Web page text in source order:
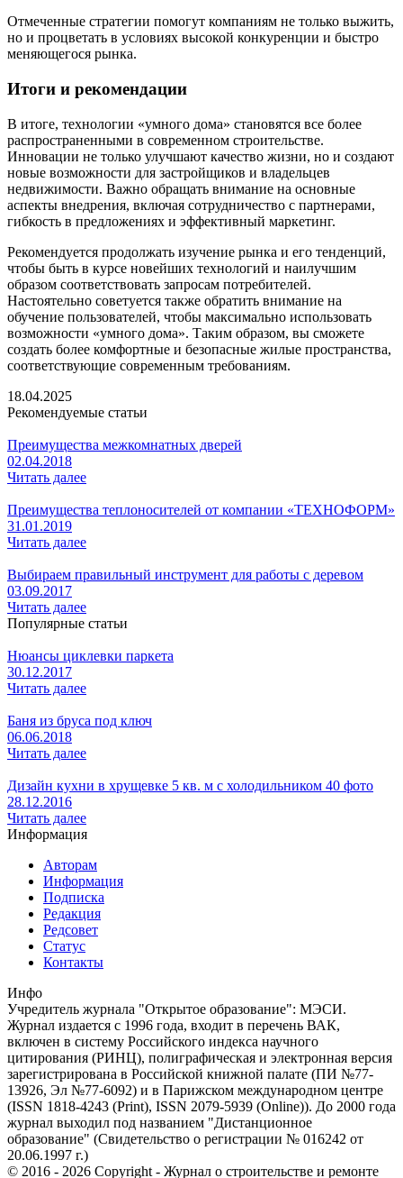
Отмеченные стратегии помогут компаниям не только выжить,
но и процветать в условиях высокой конкуренции и быстро
меняющегося рынка.
Итоги и рекомендации
В итоге, технологии «умного дома» становятся все более
распространенными в современном строительстве.
Инновации не только улучшают качество жизни, но и создают
новые возможности для застройщиков и владельцев
недвижимости. Важно обращать внимание на основные
аспекты внедрения, включая сотрудничество с партнерами,
гибкость в предложениях и эффективный маркетинг.
Рекомендуется продолжать изучение рынка и его тенденций,
чтобы быть в курсе новейших технологий и наилучшим
образом соответствовать запросам потребителей.
Настоятельно советуется также обратить внимание на
обучение пользователей, чтобы максимально использовать
возможности «умного дома». Таким образом, вы сможете
создать более комфортные и безопасные жилые пространства,
соответствующие современным требованиям.
18.04.2025
Рекомендуемые статьи
Преимущества межкомнатных дверей
02.04.2018
Читать далее
Преимущества теплоносителей от компании «ТЕХНОФОРМ»
31.01.2019
Читать далее
Выбираем правильный инструмент для работы с деревом
03.09.2017
Читать далее
Популярные статьи
Нюансы циклевки паркета
30.12.2017
Читать далее
Баня из бруса под ключ
06.06.2018
Читать далее
Дизайн кухни в хрущевке 5 кв. м с холодильником 40 фото
28.12.2016
Читать далее
Информация
Авторам
Информация
Подписка
Редакция
Редсовет
Статус
Контакты
Инфо
Учредитель журнала "Открытое образование": МЭСИ.
Журнал издается с 1996 года, входит в перечень ВАК,
включен в систему Российского индекса научного
цитирования (РИНЦ), полиграфическая и электронная версия
зарегистрирована в Российской книжной палате (ПИ №77-
13926, Эл №77-6092) и в Парижском международном центре
(ISSN 1818-4243 (Print), ISSN 2079-5939 (Online)). До 2000 года
журнал выходил под названием "Дистанционное
образование" (Свидетельство о регистрации № 016242 от
20.06.1997 г.)
© 2016 - 2026 Copyright - Журнал о строительстве и ремонте